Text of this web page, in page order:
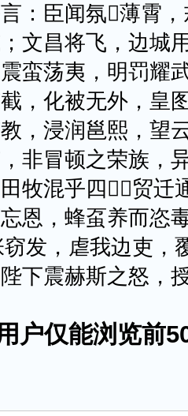
：臣闻氛薄霄
文昌将飞，边城
蛮荡夷，明罚耀
，化被无外，皇
，浸润邕熙，望
非冒顿之荣族，
牧混乎四，贸
恩，蜂虿养而恣
发，虐我边吏，
下震赫斯之怒，
户仅能浏览前